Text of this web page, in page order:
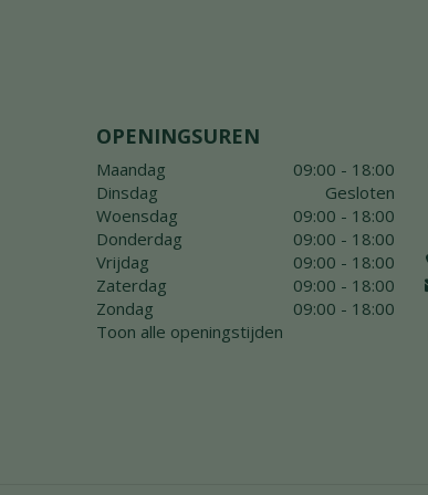
OPENINGSUREN
Maandag
09:00 - 18:00
Dinsdag
Gesloten
Woensdag
09:00 - 18:00
Donderdag
09:00 - 18:00
Vrijdag
09:00 - 18:00
Zaterdag
09:00 - 18:00
Zondag
09:00 - 18:00
Toon alle openingstijden